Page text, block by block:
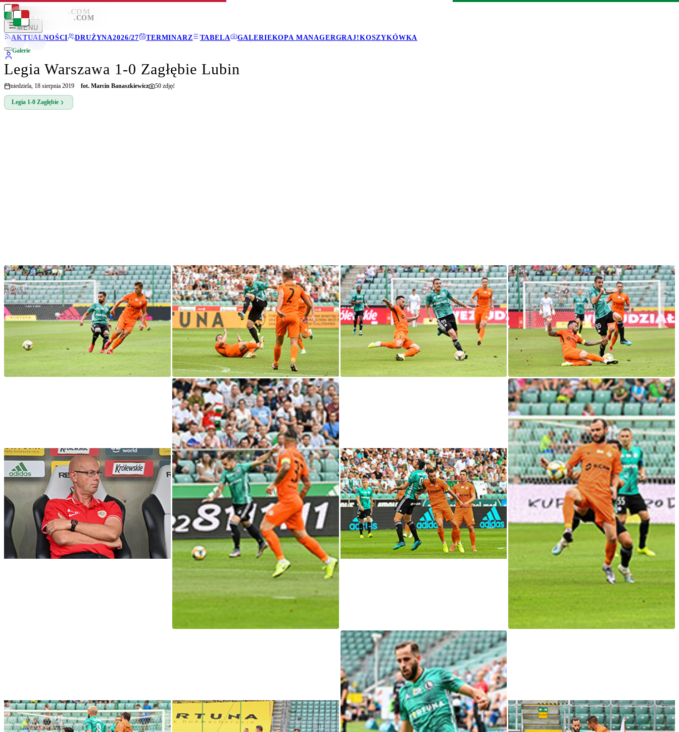
LEGIONISCI .COM
MENU
AKTUALNOŚCI
DRUŻYNA2026/27 TERMINARZ TABELA GALERIEKOPA MANAGERGRAJ!KOSZYKÓWKA
LEGIONISCI .COM
Galerie
Legia Warszawa 1-0 Zagłębie Lubin
niedziela, 18 sierpnia 2019 fot. Marcin Banaszkiewicz 50 zdjęć
Legia 1-0 Zagłębie